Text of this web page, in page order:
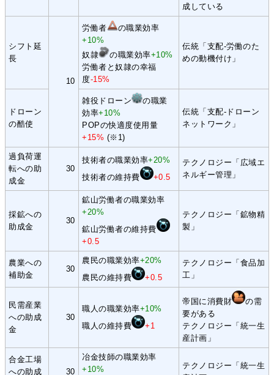
成している
シフト延
長
10
労働者
の職業効率
+10%
奴隷
の職業効率+10%
労働者と奴隷の幸福
度-15%
伝統「支配-労働のた
めの動機付け」
ドローン
の酷使
雑役ドローン
の職業
効率+10%
POPの快適度使用量
+15% (※1)
伝統「支配-ドローン
ネットワーク」
過負荷運
転への助
成金
30
技術者の職業効率+20%
技術者の維持費
+0.5
テクノロジー「広域エ
ネルギー管理」
採鉱への
助成金
30
鉱山労働者の職業効率
+20%
鉱山労働者の維持費
+0.5
テクノロジー「鉱物精
製」
農業への
補助金
30
農民の職業効率+20%
農民の維持費
+0.5
テクノロジー「食品加
工」
民需産業
への助成
金
30
職人の職業効率+10%
職人の維持費
+1
帝国に消費財
の需
要がある
テクノロジー「統一生
産計画」
合金工場
への助成
30
冶金技師の職業効率
+10%
テクノロジー「統一生